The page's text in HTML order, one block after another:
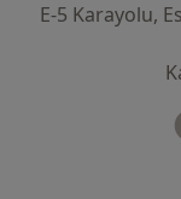
E-5 Karayolu,